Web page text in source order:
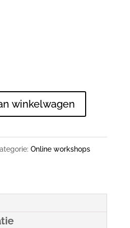
winkelwagen
Online workshops